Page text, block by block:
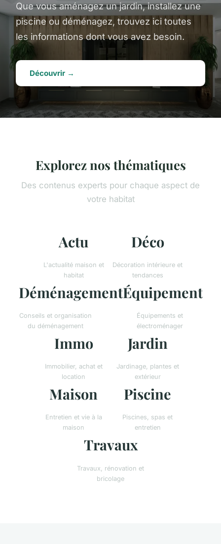
Que vous aménagez un jardin, installez une
piscine ou déménagez, trouvez ici toutes
les informations dont vous avez besoin.
Découvrir →
Explorez nos thématiques
Des contenus experts pour chaque aspect de
votre habitat
Actu
L'actualité maison et
habitat
Déco
Décoration intérieure et
tendances
Déménagement
Conseils et organisation
du déménagement
Équipement
Équipements et
électroménager
Immo
Immobilier, achat et
location
Jardin
Jardinage, plantes et
extérieur
Maison
Entretien et vie à la
maison
Piscine
Piscines, spas et
entretien
Travaux
Travaux, rénovation et
bricolage